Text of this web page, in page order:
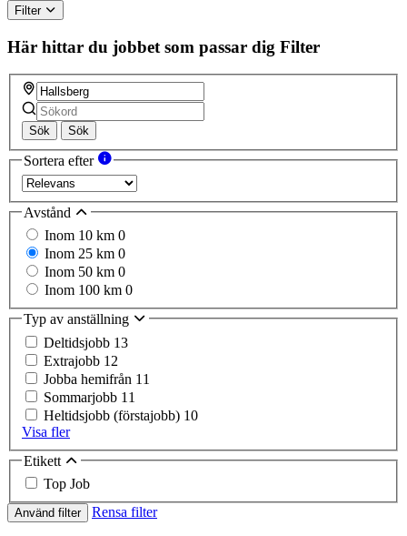
Filter
Här hittar du jobbet som passar dig Filter
Sök Sök
Sortera efter
Avstånd
Inom 10 km 0
Inom 25 km 0
Inom 50 km 0
Inom 100 km 0
Typ av anställning
Deltidsjobb 13
Extrajobb 12
Jobba hemifrån 11
Sommarjobb 11
Heltidsjobb (förstajobb) 10
Visa fler
Etikett
Top Job
Använd filter Rensa filter